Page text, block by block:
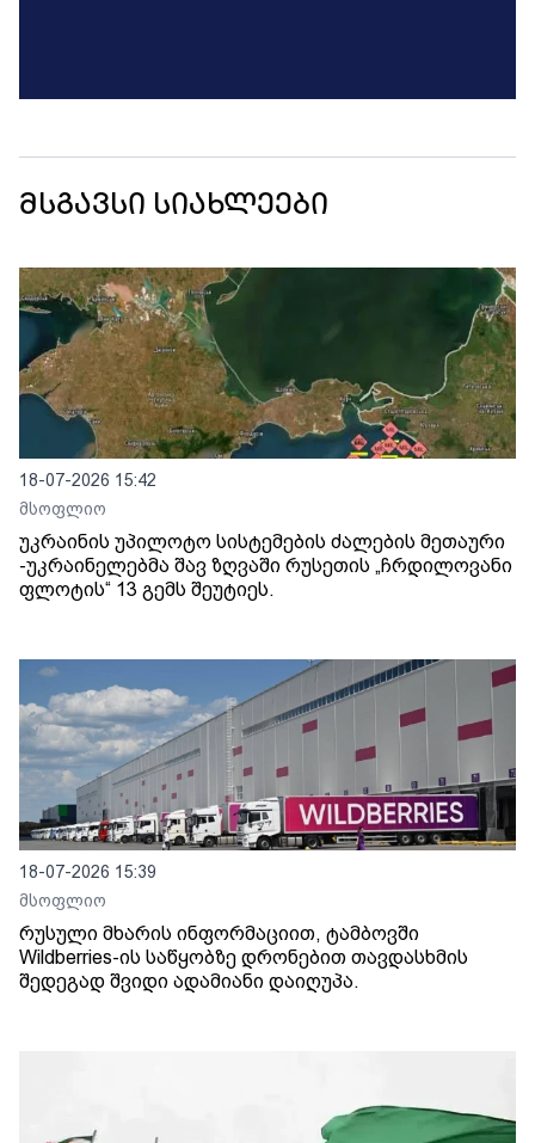
მსგავსი სიახლეები
18-07-2026 15:42
მსოფლიო
უკრაინის უპილოტო სისტემების ძალების მეთაური
-უკრაინელებმა შავ ზღვაში რუსეთის „ჩრდილოვანი
ფლოტის“ 13 გემს შეუტიეს.
18-07-2026 15:39
მსოფლიო
რუსული მხარის ინფორმაციით, ტამბოვში
Wildberries-ის საწყობზე დრონებით თავდასხმის
შედეგად შვიდი ადამიანი დაიღუპა.